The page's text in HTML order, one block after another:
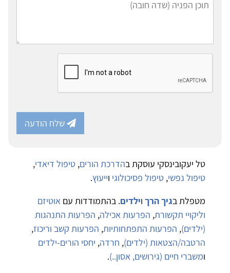
שלח הודעה
טל יעקובינסקי עוסקת בהדרכת הורים, טיפול דיאדי,
טיפול נפשי, טיפול פסיכולוגי וייעוץ.
מטפלת בגיך הרך וילדים. בהתמודדות עם אוטיזם
וליקויי תקשורת, הפרעות אכילה, הפרעות התנהגות
(ילדים), הפרעות התפתחותיות, הפרעות קשב וריכוז,
הרטבה/הצטאות (ילדים), חרדה, יחסי הורים-ילדים
ומשברי חיים (גירושים, אסון..).